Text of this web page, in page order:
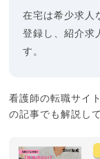
在宅は希少求人
登録し、紹介求
す。
看護師の転職サイ
の記事でも解説し